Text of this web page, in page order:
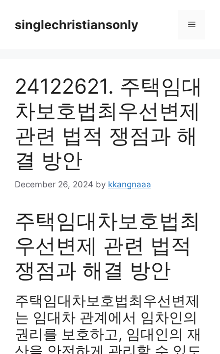
contentsinglechristiansonly Menu
24122621. 주택임대
차보호법최우선변제
관련 법적 쟁점과 해
결 방안
December 26, 2024 by kkangnaaa
주택임대차보호법최
우선변제 관련 법적
쟁점과 해결 방안
주택임대차보호법최우선변제
는 임대차 관계에서 임차인의
권리를 보호하고, 임대인의 재
산을 안전하게 관리할 수 있도